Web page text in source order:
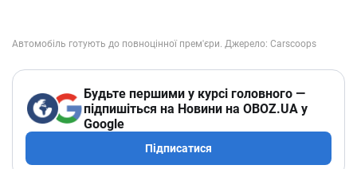
Будьте першими у курсі головного —
підпишіться на Новини на OBOZ.UA у
Google
Підписатися